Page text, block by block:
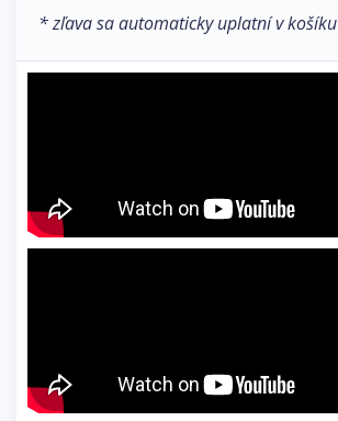
* zľava sa automaticky uplatní v košíku